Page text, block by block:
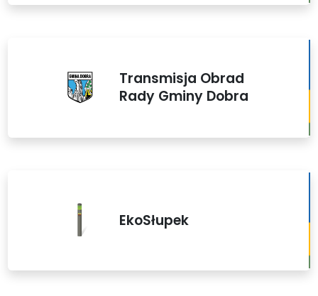
Transmisja Obrad
Rady Gminy Dobra
EkoSłupek